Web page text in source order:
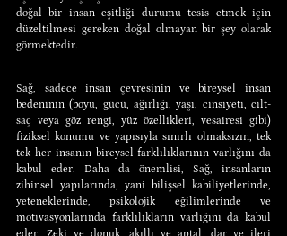
doğal bir insan eşitliği durumu tesis etmek için
düzeltilmesi gereken doğal olmayan bir şey olarak
görmektedir.
Sağ, sadece insan çevresinin ve bireysel insan
bedeninin (boyu, gücü, ağırlığı, yaşı, cinsiyeti, cilt-
saç veya göz rengi, yüz özellikleri, vesairesi gibi)
fiziksel konumu ve yapısıyla sınırlı olmaksızın, tek
tek her insanın bireysel farklılıklarının varlığını da
kabul eder. Daha da önemlisi, Sağ, insanların
zihinsel yapılarında, yani bilişsel kabiliyetlerinde,
yeteneklerinde, psikolojik eğilimlerinde ve
motivasyonlarında farklılıkların varlığını da kabul
eder. Zeki ve donuk, akıllı ve aptal, dar ve ileri